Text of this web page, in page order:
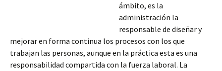
ámbito, es la
administración la
responsable de diseñar y
mejorar en forma continua los procesos con los que
trabajan las personas, aunque en la práctica esta es una
responsabilidad compartida con la fuerza laboral. La